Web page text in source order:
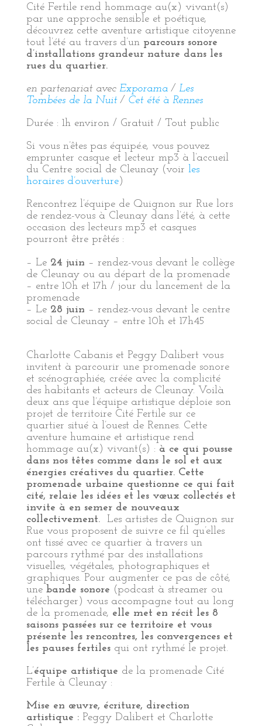
Cité Fertile rend hommage au(x) vivant(s)
par une approche sensible et poétique,
découvrez cette aventure artistique citoyenne
tout l’été au travers d’un parcours sonore
d’installations grandeur nature dans les
rues du quartier.
en partenariat avec Exporama / Les
Tombées de la Nuit / Cet été à Rennes
Durée : 1h environ / Gratuit / Tout public
Si vous n’êtes pas équipé.e, vous pouvez
emprunter casque et lecteur mp3 à l’accueil
du Centre social de Cleunay (voir les
horaires d’ouverture)
Rencontrez l’équipe de Quignon sur Rue lors
de rendez-vous à Cleunay dans l’été, à cette
occasion des lecteurs mp3 et casques
pourront être prêtés :
– Le 24 juin – rendez-vous devant le collège
de Cleunay ou au départ de la promenade
– entre 10h et 17h / jour du lancement de la
promenade
– Le 28 juin – rendez-vous devant le centre
social de Cleunay – entre 10h et 17h45
Charlotte Cabanis et Peggy Dalibert vous
invitent à parcourir une promenade sonore
et scénographiée, créée avec la complicité
des habitants et acteurs de Cleunay. Voilà
deux ans que l’équipe artistique déploie son
projet de territoire Cité Fertile sur ce
quartier situé à l’ouest de Rennes. Cette
aventure humaine et artistique rend
hommage au(x) vivant(s) : à ce qui pousse
dans nos têtes comme dans le sol et aux
énergies créatives du quartier. Cette
promenade urbaine questionne ce qui fait
cité, relaie les idées et les vœux collectés et
invite à en semer de nouveaux
collectivement.Les artistes de Quignon sur
Rue vous proposent de suivre ce fil qu’elles
ont tissé avec ce quartier à travers un
parcours rythmé par des installations
visuelles, végétales, photographiques et
graphiques. Pour augmenter ce pas de côté,
une bande sonore (podcast à streamer ou
télécharger) vous accompagne tout au long
de la promenade, elle met en récit les 8
saisons passées sur ce territoire et vous
présente les rencontres, les convergences et
les pauses fertiles qui ont rythmé le projet.
L’équipe artistique de la promenade Cité
Fertile à Cleunay :
Mise en œuvre, écriture, direction
artistique : Peggy Dalibert et Charlotte